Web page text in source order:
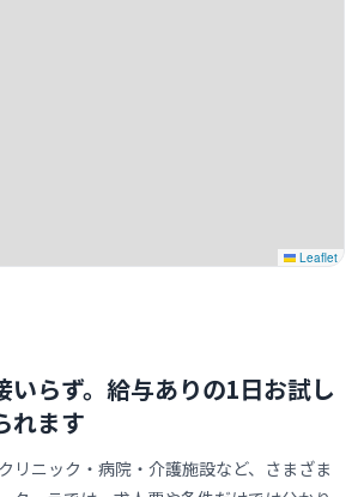
Leaflet
らず。 給与ありの1日お試し
れます
リニック・病院・介護施設など、さまざま